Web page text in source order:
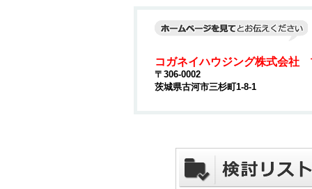
コガネイハウジング株式会社
〒306-0002
茨城県古河市三杉町1-8-1